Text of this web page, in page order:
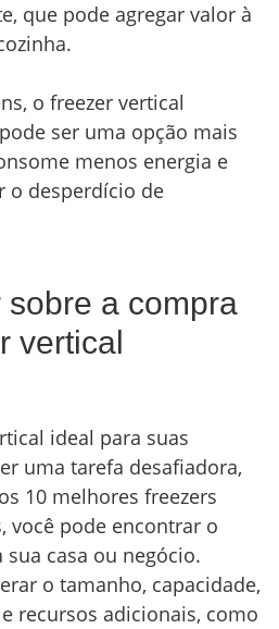
que pode agregar valor à
o freezer vertical
ser uma opção mais
menos energia e
o desperdício de
a compra
vertical
ideal para suas
uma tarefa desafiadora,
10 melhores freezers
você pode encontrar o
casa ou negócio.
o tamanho, capacidade,
recursos adicionais, como